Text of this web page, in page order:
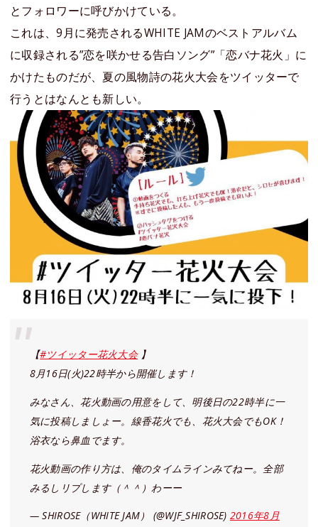
とフォロワーに呼びかけている。
これは、9月に発売されるWHITE JAMのベストアルバム
に収録される”恋を咲かせる告白ソング”「恋バナ花火」に
かけたものだが、夏の風物詩の花火大会をツイッターで
行うとはなんとも新しい。
【#ツイッター花火大会】
8月16日(火)22時半から開催します！
みなさん、花火動画の用意をして、明後日の22時半に一
気に投稿しましょー。線香花火でも、花火大会でもOK！
浴衣なら鼻血でます。
花火動画の作り方は、俺のタイムラインみてねー。全部
みるしリプします（＾＾）わーー
— SHIROSE（WHITE JAM） (@WJF_SHIROSE) 2016年8月